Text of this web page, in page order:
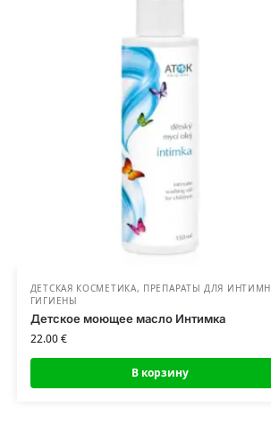
ДЕТСКАЯ КОСМЕТИКА, ПРЕПАРАТЫ ДЛЯ
ГИГИЕНЫ
Детское моющее масло Интимка
22.00€
В корзину